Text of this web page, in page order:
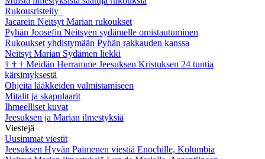
Rukousristeily
Jacarein Neitsyt Marian rukoukset
Pyhän Joosefin Neitsyen sydämelle omistautuminen
Rukoukset yhdistymään Pyhän rakkauden kanssa
Neitsyt Marian Sydämen liekki
† † † Meidän Herramme Jeesuksen Kristuksen 24 tuntia
kärsimyksestä
Ohjeita lääkkeiden valmistamiseen
Mitalit ja skapulaarit
Ihmeelliset kuvat
Jeesuksen ja Marian ilmestyksiä
Viestejä
Uusimmat viestit
Jeesuksen Hyvän Paimenen viestiä Enochille, Kolumbia